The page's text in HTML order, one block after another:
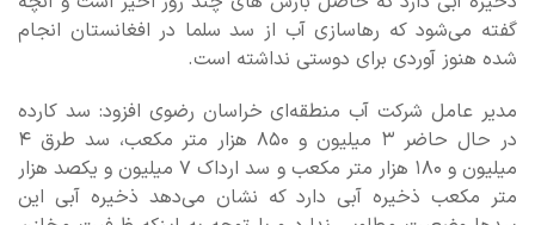
گفته می‌شود که رهاسازی آب از سد سلما در افغانستان انجام
شده هنوز آوردی برای دوستی نداشته است.
مدیر عامل شرکت آب منطقه‌ای خراسان رضوی افزود: سد کارده
در حال حاضر ۳ میلیون و ۸۵۰ هزار متر مکعب، سد طرق ۴
میلیون و ۱۸۰ هزار متر مکعب و سد ارداک ۷ میلیون و یکصد هزار
متر مکعب ذخیره آبی دارد که نشان می‌دهد ذخیره آبی این